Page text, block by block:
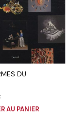
DU
AU PANIER